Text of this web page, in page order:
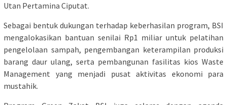
Utan Pertamina Ciputat.
Sebagai bentuk dukungan terhadap keberhasilan program, BSI
mengalokasikan bantuan senilai Rp1 miliar untuk pelatihan
pengelolaan sampah, pengembangan keterampilan produksi
barang daur ulang, serta pembangunan fasilitas kios Waste
Management yang menjadi pusat aktivitas ekonomi para
mustahik.